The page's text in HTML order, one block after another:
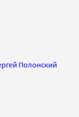
Полонский